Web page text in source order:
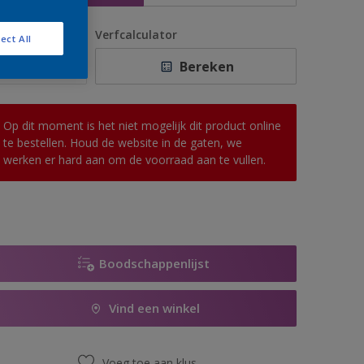
Verfcalculator
Bereken
Op dit moment is het niet mogelijk dit product online
te bestellen. Houd de website in de gaten, we
werken er hard aan om de voorraad aan te vullen.
Boodschappenlijst
Vind een winkel
All